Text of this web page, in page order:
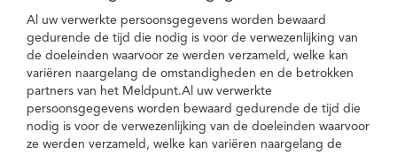
Al uw verwerkte persoonsgegevens worden bewaard
gedurende de tijd die nodig is voor de verwezenlijking van
de doeleinden waarvoor ze werden verzameld, welke kan
variëren naargelang de omstandigheden en de betrokken
partners van het Meldpunt.Al uw verwerkte
persoonsgegevens worden bewaard gedurende de tijd die
nodig is voor de verwezenlijking van de doeleinden waarvoor
ze werden verzameld, welke kan variëren naargelang de